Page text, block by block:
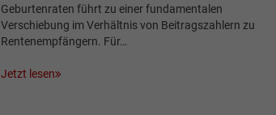
Geburtenraten führt zu einer fundamentalen
Verschiebung im Verhältnis von Beitragszahlern zu
Rentenempfängern. Für…
Jetzt lesen